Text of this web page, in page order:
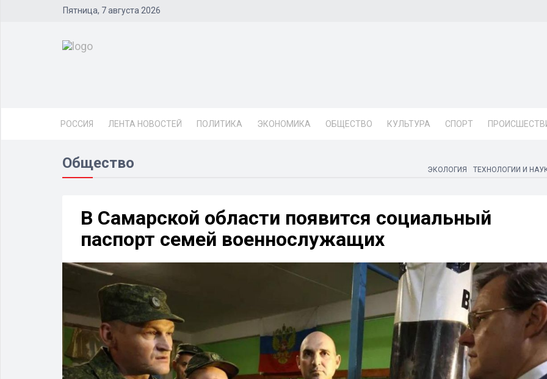
Пятница, 7 августа 2026
РОССИЯ ЛЕНТА НОВОСТЕЙ ПОЛИТИКА ЭКОНОМИКА ОБЩЕСТВО КУЛЬТУРА СПОРТ
Общество ЭКОЛОГИЯ ТЕХНОЛОГИИ И
В Самарской области появится социальный
паспорт семей военнослужащих